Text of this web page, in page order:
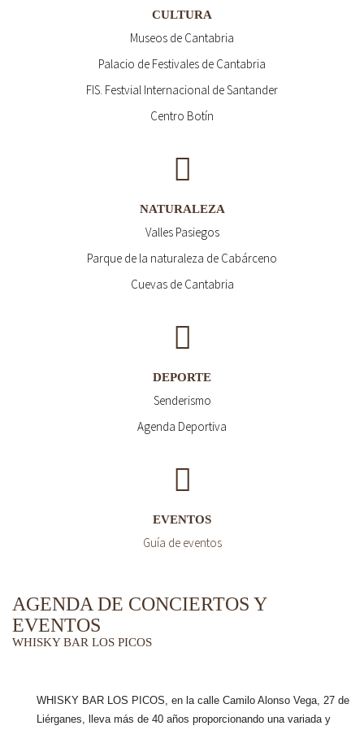
CULTURA
Museos de Cantabria
Palacio de Festivales de Cantabria
FIS. Festvial Internacional de Santander
Centro Botín
NATURALEZA
Valles Pasiegos
Parque de la naturaleza de Cabárceno
Cuevas de Cantabria
DEPORTE
Senderismo
Agenda Deportiva
EVENTOS
Guía de eventos
AGENDA DE CONCIERTOS Y
EVENTOS
WHISKY BAR LOS PICOS
WHISKY BAR LOS PICOS, en la calle Camilo Alonso Vega, 27 de
Liérganes, lleva más de 40 años proporcionando una variada y